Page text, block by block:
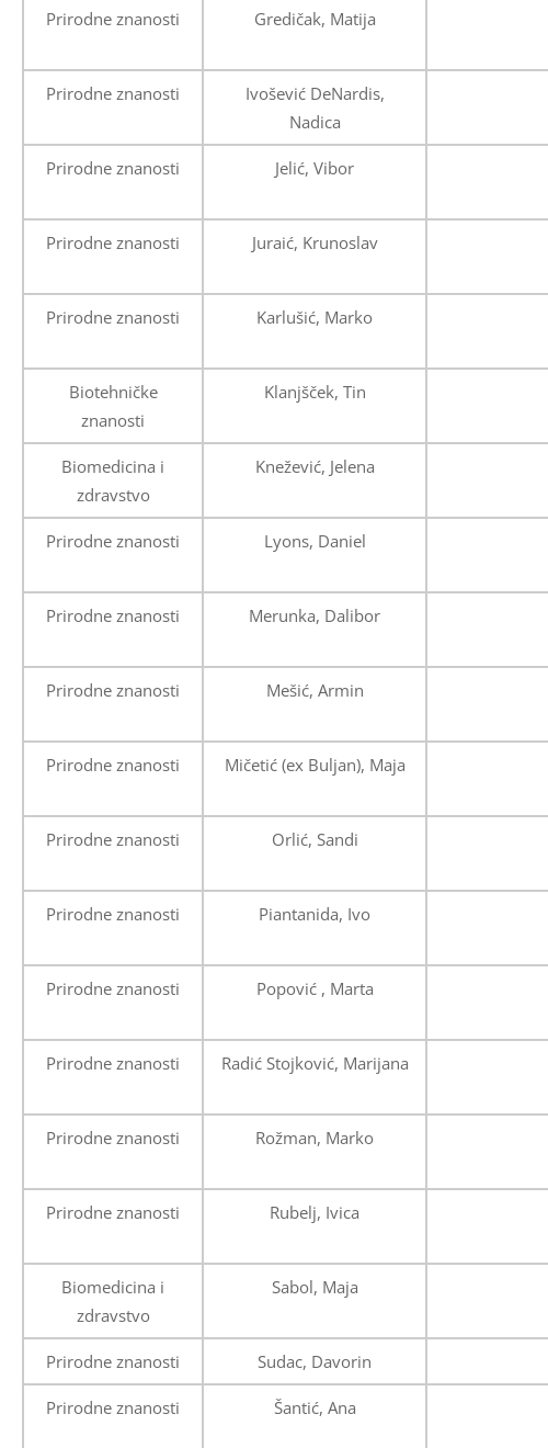
Prirodne znanosti Gredičak, Matija
Prirodne znanosti
Ivošević DeNardis,
Nadica
Prirodne znanosti Jelić, Vibor
Prirodne znanosti Juraić, Krunoslav
Prirodne znanosti Karlušić, Marko
Biotehničke
znanosti
Klanjšček, Tin
Biomedicina i
zdravstvo
Knežević, Jelena
Prirodne znanosti Lyons, Daniel
Prirodne znanosti Merunka, Dalibor
Prirodne znanosti Mešić, Armin
Prirodne znanosti Mičetić (ex Buljan), Maja
Prirodne znanosti Orlić, Sandi
Prirodne znanosti Piantanida, Ivo
Prirodne znanosti Popović , Marta
Prirodne znanosti Radić Stojković, Marijana
Prirodne znanosti Rožman, Marko
Prirodne znanosti Rubelj, Ivica
Biomedicina i
zdravstvo
Sabol, Maja
Prirodne znanosti Sudac, Davorin
Prirodne znanosti Šantić, Ana